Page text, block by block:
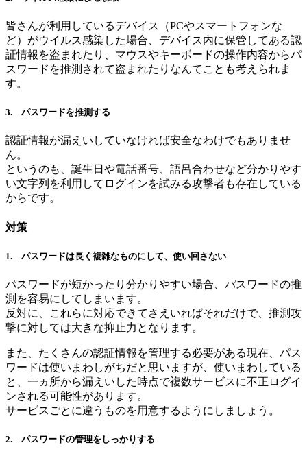
皆さんが利用しているデバイス（PCやスマートフォンな
ど）がウイルス感染した場合、デバイス内に保管してある認
証情報を盗まれたり、マウスやキーボードの操作内容からパ
スワードを推測されて盗まれたりなんてことも考えられま
す。
3. パスワードを推測する
認証情報が漏えいしていなければ安全なわけでもありませ
ん。
というのも、誕生日や電話番号、語呂合わせなど分かりやす
い文字列を利用してログインを試みる攻撃者も存在している
からです。
対策
1. パスワードは長く複雑なものにして、使い回さない
パスワードが短かったり分かりやすい場合、パスワードの推
測を容易にしてしまいます。
反対に、これらに対応できてさえいればそれだけで、推測攻
撃に対しては大きな抑止力となります。
また、たくさんの認証情報を管理する必要がある現在、パス
ワードは使いまわしがちだと思いますが、使いまわしている
と、一ヵ所から漏えいした時点で複数サービスに不正ログイ
ンされる可能性があります。
サービスごとに違うものを用意するようにしましょう。
2. パスワードの管理をしっかりする